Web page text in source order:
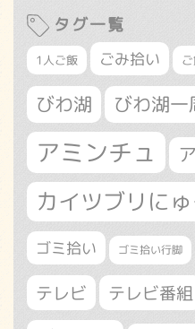
タグ一覧
1人ご飯 ごみ拾い
びわ湖 びわ湖一
アミンチュ
カイツブリに
ゴミ拾い ゴミ拾い行脚
テレビ テレビ番組